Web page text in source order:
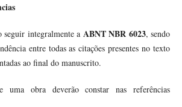
seguir integralmente a ABNT NBR 6023, sendo
entre todas as citações presentes no texto
ao final do manuscrito.
uma obra deverão constar nas referências